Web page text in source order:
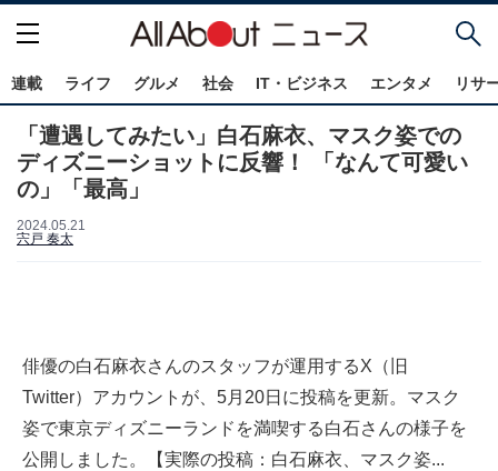
連載 ライフ グルメ 社会 IT・ビジネス エンタメ リサ
「遭遇してみたい」白石麻衣、マスク姿での
ディズニーショットに反響！ 「なんて可愛い
の」「最高」
2024.05.21
宍戸 奏太
俳優の白石麻衣さんのスタッフが運用するX（旧
Twitter）アカウントが、5月20日に投稿を更新。マスク
姿で東京ディズニーランドを満喫する白石さんの様子を
公開しました。【実際の投稿：白石麻衣、マスク姿...